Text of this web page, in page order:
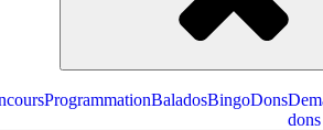
ProgrammationBaladosBingoDons
dons